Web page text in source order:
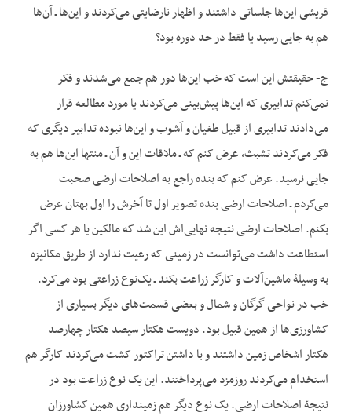
قریشی این‌ها جلساتی داشتند و اظهار نارضایتی می‌کردند و این‌ها ـ آن‌ها
هم به جایی رسید یا فقط در حد دوره بود؟
ج- حقیقتش این است که خب این‌ها دور هم جمع می‌شدند و فکر
نمی‌کنم تدابیری که این‌ها پیش‌بینی می‌کردند یا مورد مطالعه قرار
می‌دادند تدابیری از قبیل طغیان و آشوب و این‌ها نبوده تدابیر دیگری که
فکر می‌کردند تشبث، عرض کنم که ـ ملاقات این و آن ـ منتها این‌ها هم به
جایی نرسید. عرض کنم که بنده راجع به اصلاحات ارضی صحبت
می‌کردم ـ اصلاحات ارضی بنده تصویر اول تا آخرش را اول بهتان عرض
بکنم. اصلاحات ارضی نتیجه نهایی‌اش این شد که مالکین یا هر کسی اگر
استطاعت داشت می‌توانست در زمینی که رعیت ندارد از طریق مکانیزه
به وسیلۀ ماشین‌آلات و کارگر زراعت بکند ـ یک‌نوع زراعتی بود می‌کرد.
خب در نواحی گرگان و شمال و بعضی قسمت‌های دیگر بسیاری از
کشاورزی‌ها از همین قبیل بود. دویست هکتار سیصد هکتار چهارصد
هکتار اشخاص زمین داشتند و با داشتن تراکتور کشت می‌کردند کارگر هم
استخدام می‌کردند روزمزد می‌پرداختند. این یک نوع زراعت بود در
نتیجۀ اصلاحات ارضی. یک نوع دیگر هم زمینداری همین کشاورزان